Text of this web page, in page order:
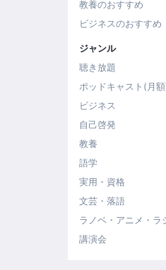
教養のおすすめ
ビジネスのおすすめ
ジャンル
聴き放題
ポッドキャスト(月
ビジネス
自己啓発
教養
語学
実用・資格
文芸・落語
ラノベ・アニメ・ラ
講演会